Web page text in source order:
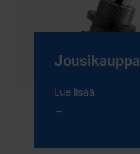
Jousikauppa
Lue lisää